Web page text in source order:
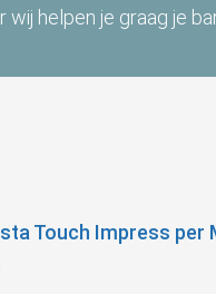
wij helpen je graag je
Touch Impress per